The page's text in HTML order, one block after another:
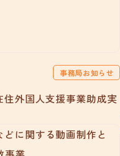
事務局お知らせ
外国人支援事業助成実